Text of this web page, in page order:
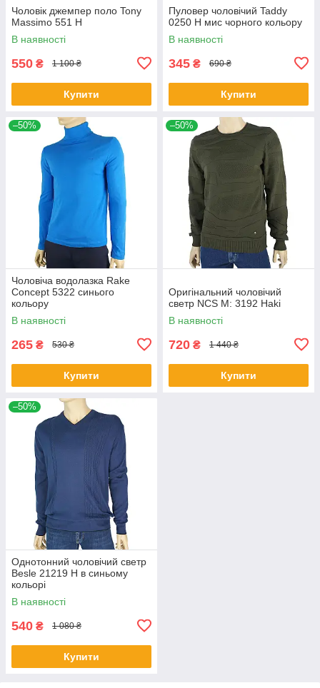
Чоловік джемпер поло Tony
Massimo 551 Н
В наявності
550 ₴ 1 100 ₴
Купити
Пуловер чоловічий Taddy
0250 Н мис чорного кольору
В наявності
345 ₴ 690 ₴
Купити
–50%
Чоловіча водолазка Rake
Concept 5322 синього
кольору
В наявності
265 ₴ 530 ₴
Купити
–50%
Оригінальний чоловічий
светр NCS M: 3192 Haki
В наявності
720 ₴ 1 440 ₴
Купити
–50%
Однотонний чоловічий светр
Besle 21219 Н в синьому
кольорі
В наявності
540 ₴ 1 080 ₴
Купити